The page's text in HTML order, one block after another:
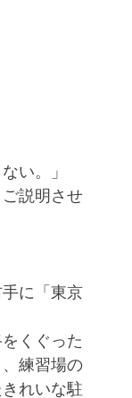
い。」
説明させ
に「東京
くぐった
練習場の
れいな駐